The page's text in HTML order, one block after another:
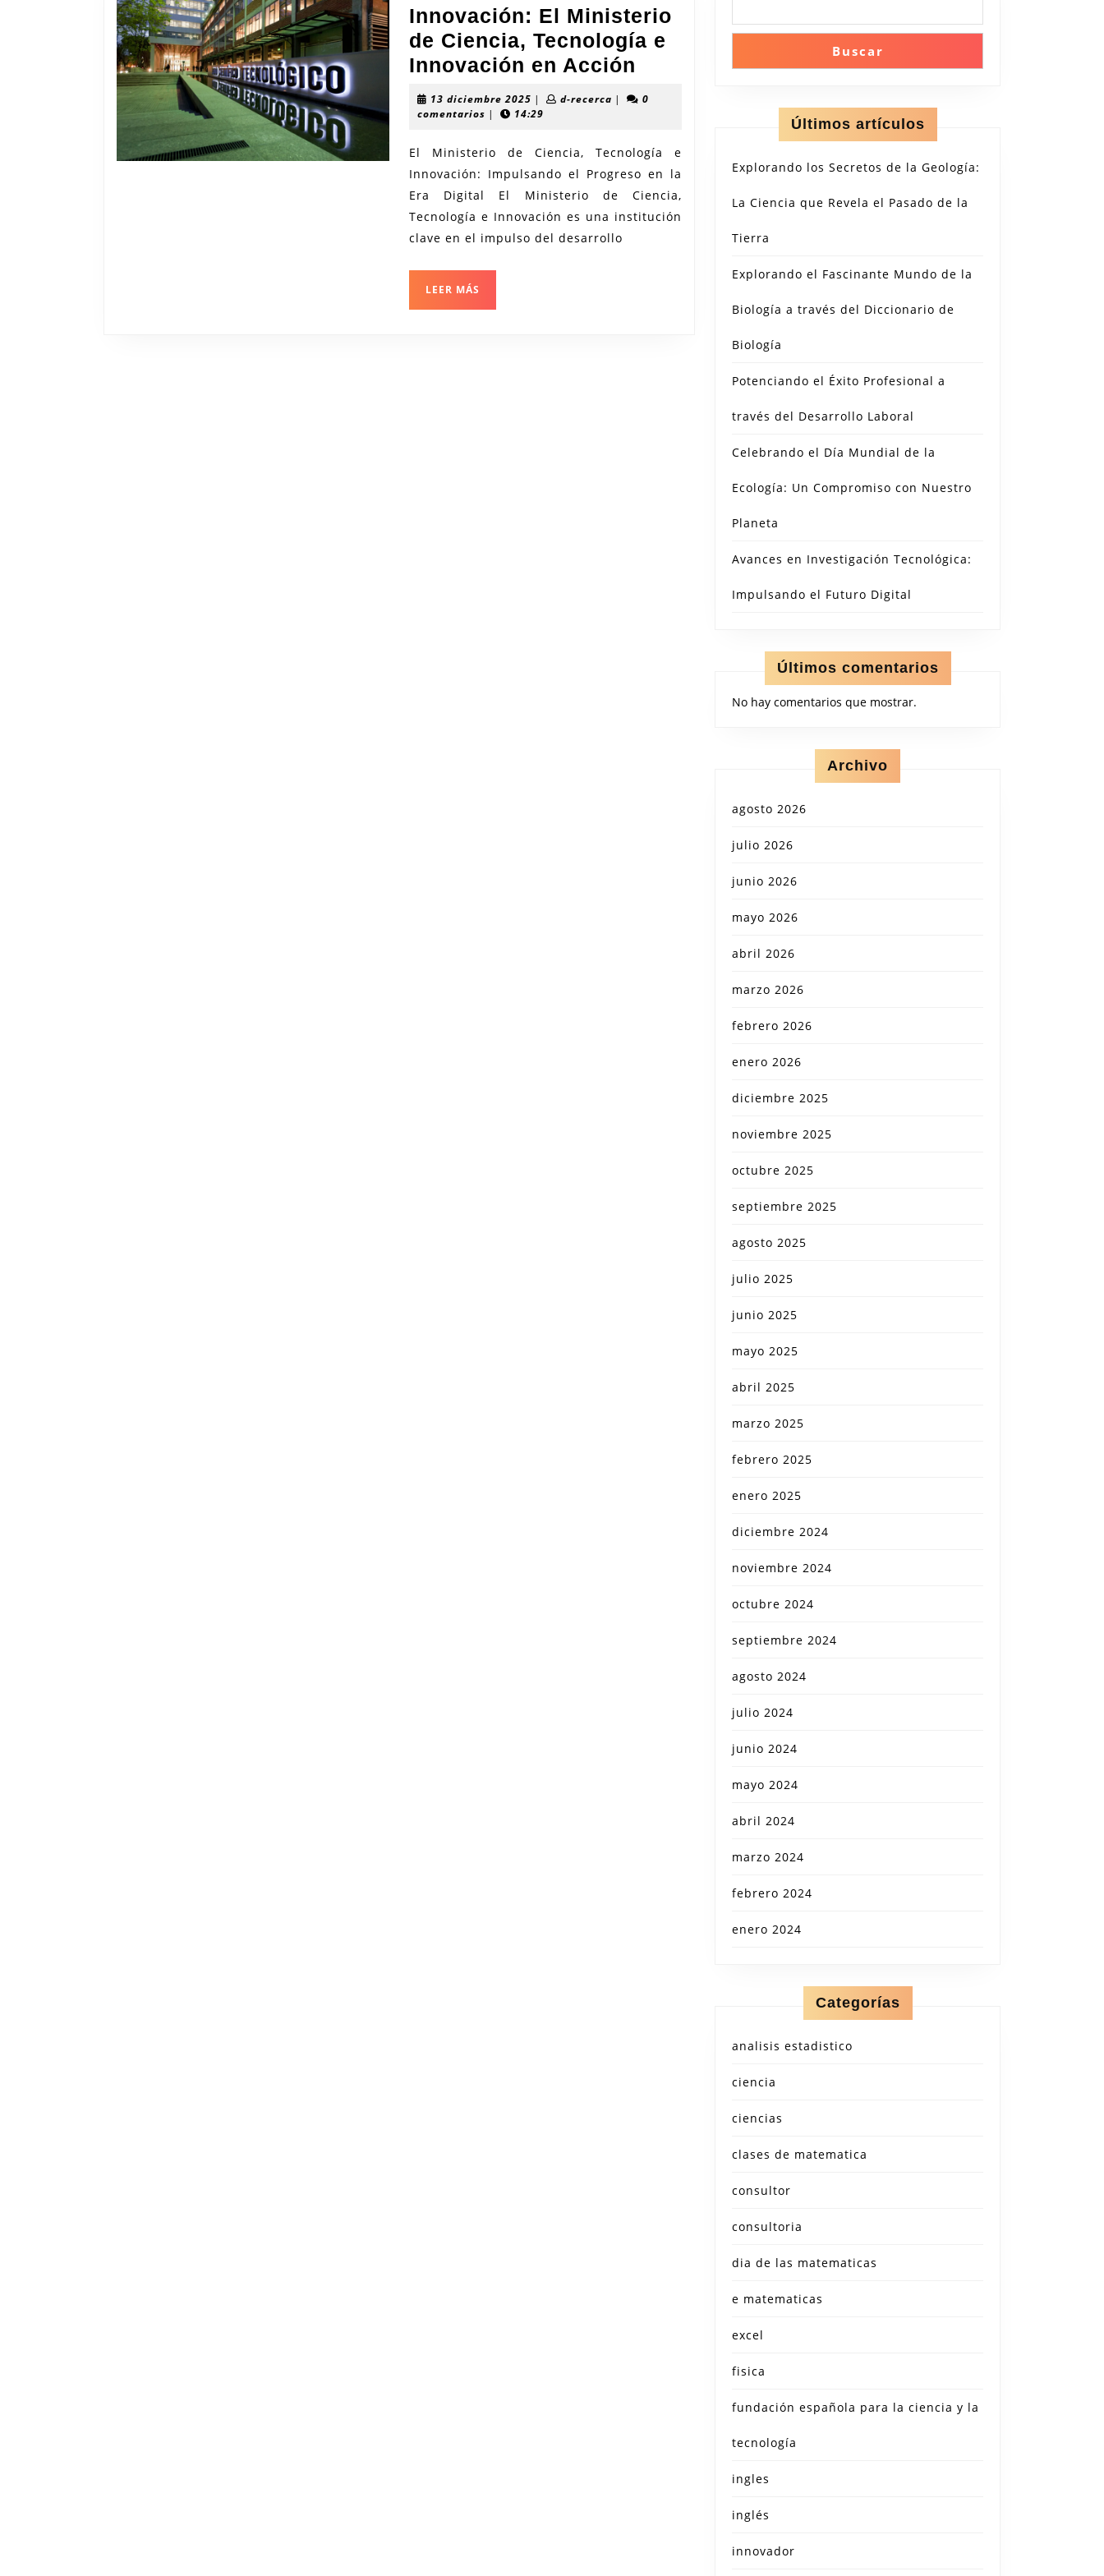
Innovación: El Ministerio
de Ciencia, Tecnología e
Innovación en Acción Fomentando
Ministerio
de
Ciencia,
Tecnología
Innovación
13 diciembre 2025 13
diciembre
| d-recerca d-|
0
comentarios | 14:29
El Ministerio de Ciencia, Tecnología e
Innovación: Impulsando el Progreso en la
Era Digital El Ministerio de Ciencia,
Tecnología e Innovación es una institución
clave en el impulso del desarrollo
LEER MÁS
Buscar
Últimos artículos
Explorando los Secretos de la Geología:
La Ciencia que Revela el Pasado de la
Tierra
Explorando el Fascinante Mundo de la
Biología a través del Diccionario de
Biología
Potenciando el Éxito Profesional a
través del Desarrollo Laboral
Celebrando el Día Mundial de la
Ecología: Un Compromiso con Nuestro
Planeta
Avances en Investigación Tecnológica:
Impulsando el Futuro Digital
Últimos comentarios
No hay comentarios que mostrar.
Archivo
agosto 2026
julio 2026
junio 2026
mayo 2026
abril 2026
marzo 2026
febrero 2026
enero 2026
diciembre 2025
noviembre 2025
octubre 2025
septiembre 2025
agosto 2025
julio 2025
junio 2025
mayo 2025
abril 2025
marzo 2025
febrero 2025
enero 2025
diciembre 2024
noviembre 2024
octubre 2024
septiembre 2024
agosto 2024
julio 2024
junio 2024
mayo 2024
abril 2024
marzo 2024
febrero 2024
enero 2024
Categorías
analisis estadistico
ciencia
ciencias
clases de matematica
consultor
consultoria
dia de las matematicas
e matematicas
excel
fisica
fundación española para la ciencia y la
tecnología
ingles
inglés
innovador